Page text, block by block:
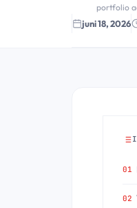
portfolio
juni 18, 2026